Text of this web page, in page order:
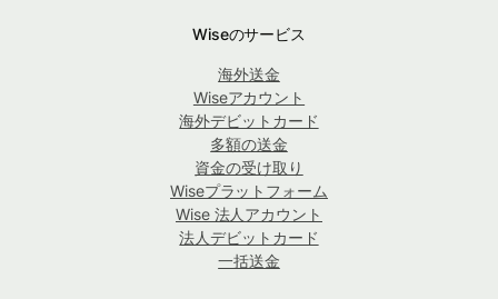
Wiseのサービス
海外送金
Wiseアカウント
海外デビットカード
多額の送金
資金の受け取り
Wiseプラットフォーム
Wise 法人アカウント
法人デビットカード
一括送金